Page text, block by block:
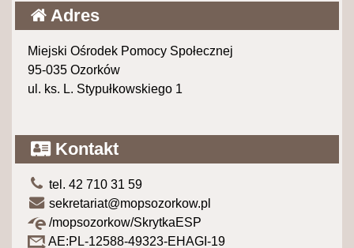
Adres
Miejski Ośrodek Pomocy Społecznej
95-035 Ozorków
ul. ks. L. Stypułkowskiego 1
Kontakt
tel. 42 710 31 59
sekretariat@mopsozorkow.pl
/mopsozorkow/SkrytkaESP
AE:PL-12588-49323-EHAGI-19